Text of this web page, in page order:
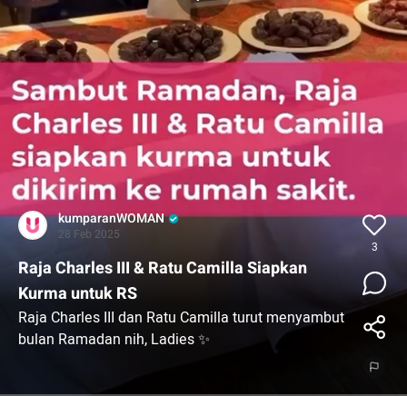
kumparanWOMAN
28 Feb 2025
Raja Charles III & Ratu Camilla Siapkan
Kurma untuk RS
Raja Charles III dan Ratu Camilla turut menyambut
bulan Ramadan nih, Ladies ✨
3